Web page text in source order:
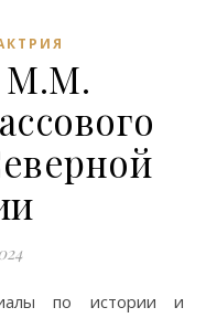
М.М.